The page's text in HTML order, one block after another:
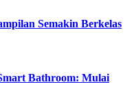
Semakin Berkelas
Bathroom: Mulai